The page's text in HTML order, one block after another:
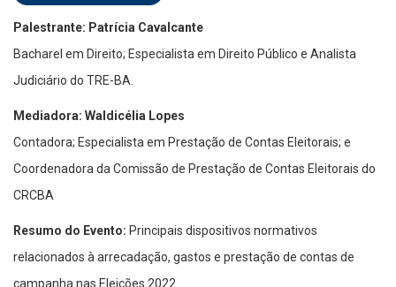
Palestrante: Patrícia Cavalcante
Bacharel em Direito; Especialista em Direito Público e Analista
Judiciário do TRE-BA.
Mediadora: Waldicélia Lopes
Contadora; Especialista em Prestação de Contas Eleitorais; e
Coordenadora da Comissão de Prestação de Contas Eleitorais do
CRCBA
Resumo do Evento: Principais dispositivos normativos
relacionados à arrecadação, gastos e prestação de contas de
campanha nas Eleições 2022.